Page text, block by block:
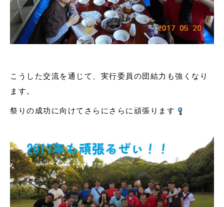
こうした交流を通じて、実行委員の団結力も強くなり
ます。
祭りの成功に向けてさらにさらに頑張ります